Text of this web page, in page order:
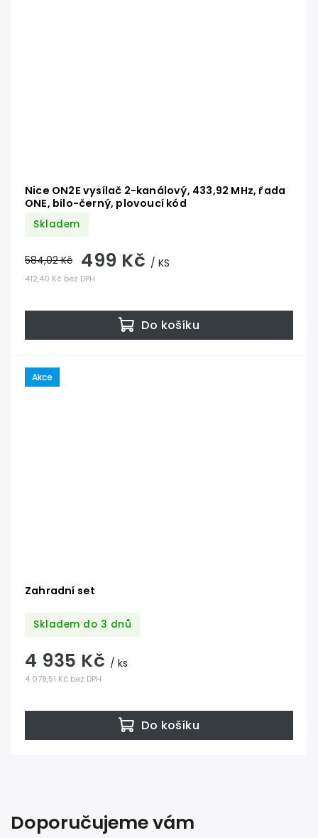
Nice ON2E vysílač 2-kanálový, 433,92 MHz, řada
ONE, bílo-černý, plovoucí kód
Skladem
412,40 Kč bez DPH
584,02 Kč 499 Kč / KS
Do košíku
Akce
Zahradní set
Skladem do 3 dnů
4 078,51 Kč bez DPH
4 935 Kč / ks
Do košíku
Doporučujeme vám